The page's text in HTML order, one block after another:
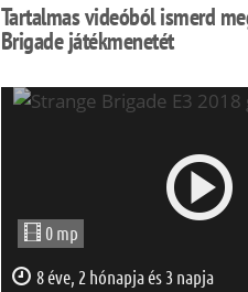
Tartalmas videóból ismerd
Brigade játékmenetét
0 mp
8 éve, 2 hónapja és 3 napja